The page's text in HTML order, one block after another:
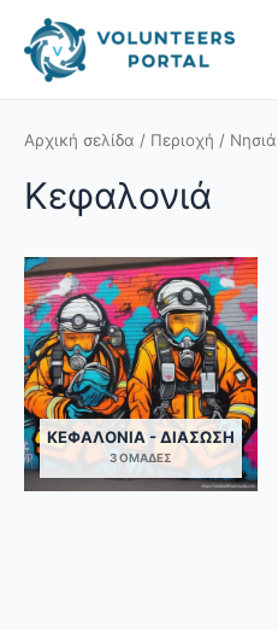
content
Αρχική σελίδα / Περιοχή / Νησιά
Κεφαλονιά
ΚΕΦΑΛΟΝΙΆ - ΔΙΆΣΩΣΗ
3 ΟΜΆΔΕΣ